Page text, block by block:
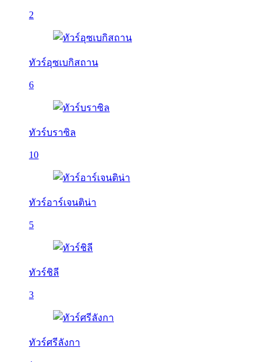
2
ทัวร์อุซเบกิสถาน
6
ทัวร์บราซิล
10
ทัวร์อาร์เจนติน่า
5
ทัวร์ชิลี
3
ทัวร์ศรีลังกา